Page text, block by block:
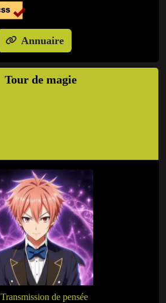
Annuaire
Tour de magie
Transmission de pensée